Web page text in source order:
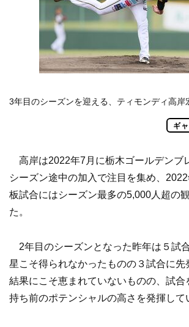
3年目のシーズンを迎える、ティモンディ高岸
ギ
高岸は2022年7月に栃木ゴールデンブ
シーズン途中の加入で注目を集め、
板試合にはシーズン最多の5,000人超の
た。
2年目のシーズンとなった昨年は５試
星こそ得られなかったものの３試合に先
結果にこそ恵まれていないものの、試合
持ち前のポテンシャルの高さを発揮して